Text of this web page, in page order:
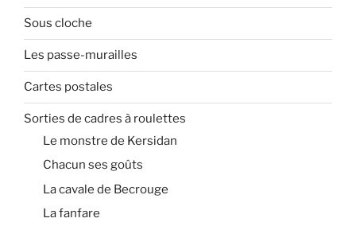
Sous cloche
Les passe-murailles
Cartes postales
Sorties de cadres à roulettes
Le monstre de Kersidan
Chacun ses goûts
La cavale de Becrouge
La fanfare